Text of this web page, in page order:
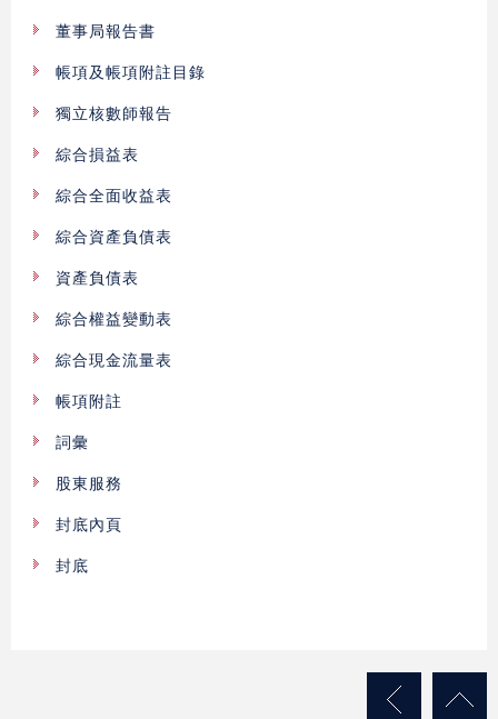
董事局報告書
帳項及帳項附註目錄
獨立核數師報告
綜合損益表
綜合全面收益表
綜合資產負債表
資產負債表
綜合權益變動表
綜合現金流量表
帳項附註
詞彙
股東服務
封底內頁
封底